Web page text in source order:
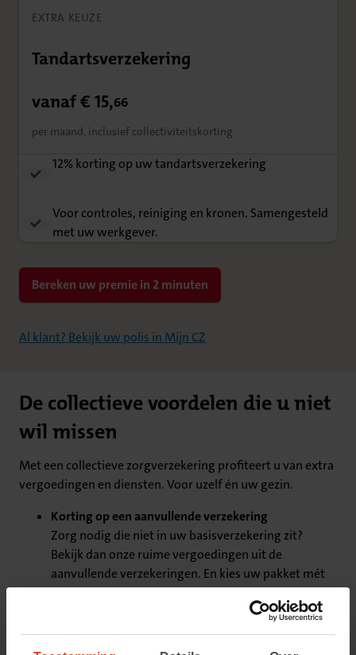
EXTRA KEUZE
Tandartsverzekering
vanaf € 15,66
per maand, inclusief collectiviteitskorting
12% korting op uw tandartsverzekering
Voor controles, reiniging en kronen. Samengesteld
met uw werkgever.
Bereken uw premie in 2 minuten
Al klant? Bekijk uw polis in Mijn CZ
De collectieve voordelen die u niet
wil missen
Met een collectieve zorgverzekering profiteert u van extra
vergoedingen en diensten. Voor uzelf én uw gezin.
Korting op een aanvullende verzekering
Zorg nodig die niet in uw basisverzekering zit?
Bekijk dan onze ruime vergoedingen uit de
aanvullende verzekeringen. En kies uw pakket mét
korting.
5 ongebruikte fysiobehandelingen meenemen
Nog fysiobehandelingen over? Neem tot wel 5
ongebruikte fysiobehandelingen mee naar het